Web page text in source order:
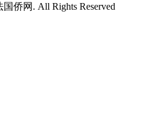
侨网. All Rights Reserved